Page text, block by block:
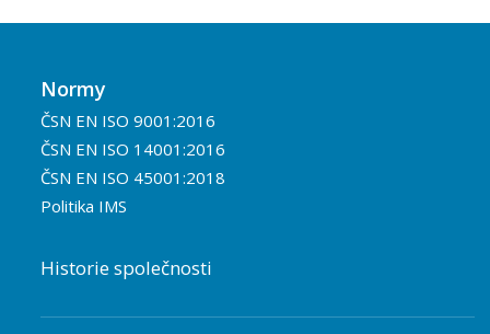
Normy
ČSN EN ISO 9001:2016
ČSN EN ISO 14001:2016
ČSN EN ISO 45001:2018
Politika IMS
Historie společnosti